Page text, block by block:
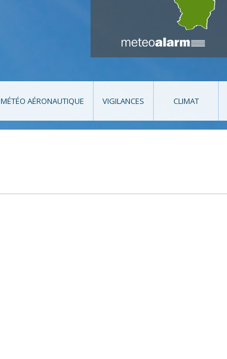
MÉTÉO AÉRONAUTIQUE VIGILANCES CLIMAT